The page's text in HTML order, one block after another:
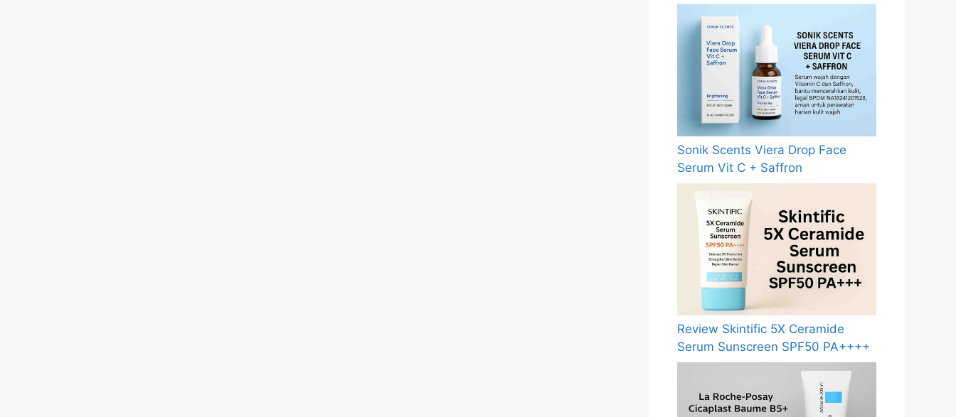
Sonik Scents Viera Drop Face
Serum Vit C + Saffron
Review Skintific 5X Ceramide
Serum Sunscreen SPF50 PA++++